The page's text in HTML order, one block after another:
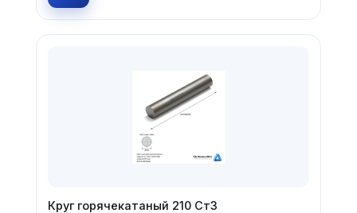
Круг горячекатаный 210 Ст3